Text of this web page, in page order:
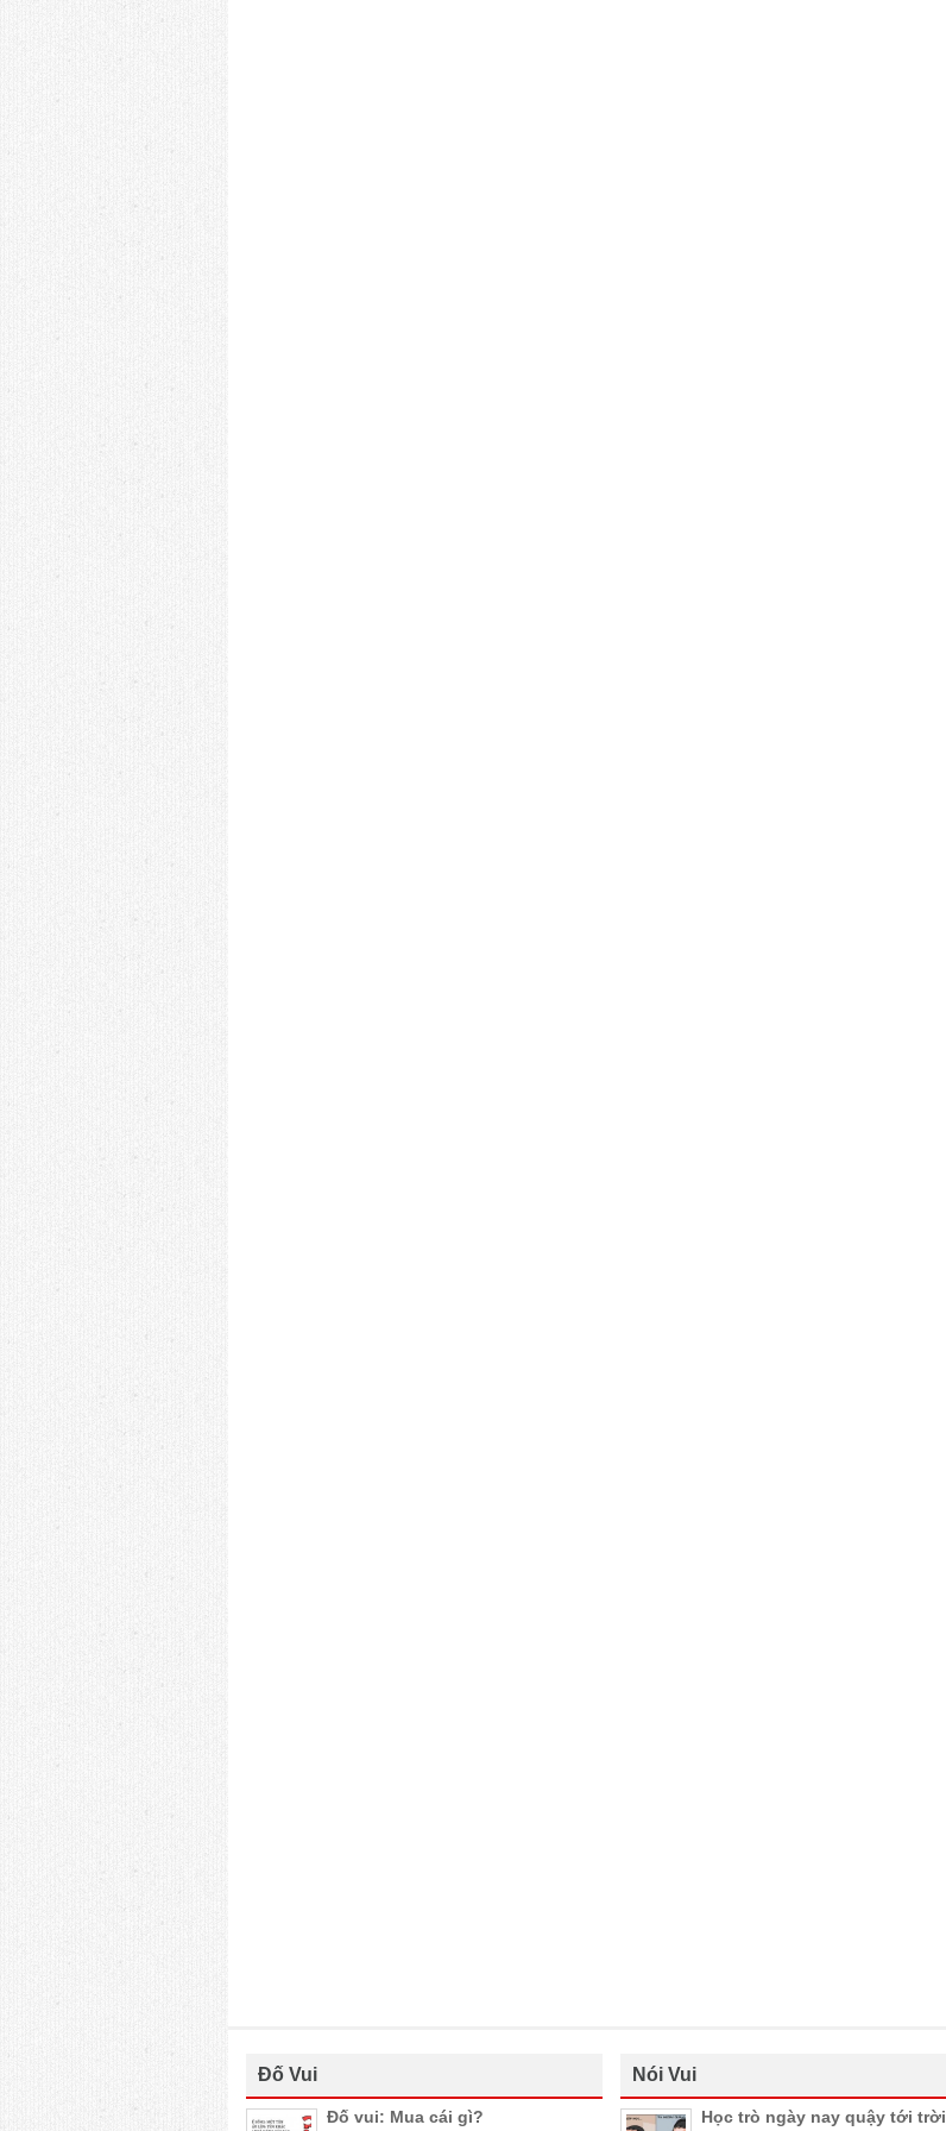
Đố Vui
Đố vui: Mua cái gì?
Nói Vui
Học trò ngày nay quậy tới trời